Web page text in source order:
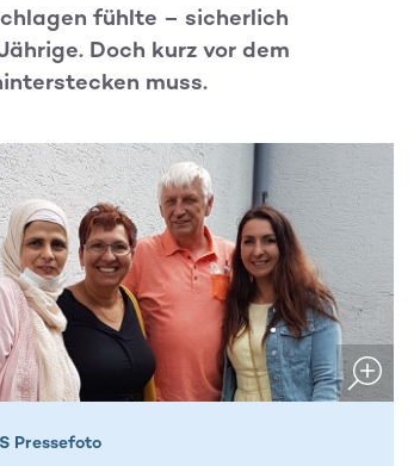
fühlte – sicherlich
Doch kurz vor dem
muss.
Pressefoto